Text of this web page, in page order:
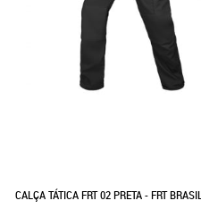
CALÇA TÁTICA FRT 02 PRETA - FRT BRASIL